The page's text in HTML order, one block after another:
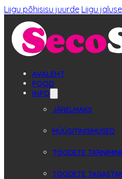
Liigu põhisisu juurde Liigu
AVALEHT
POOD
INFO
JÄRELMAKS
MÜÜGITINGIMUSED
TOODETE
TOODETE